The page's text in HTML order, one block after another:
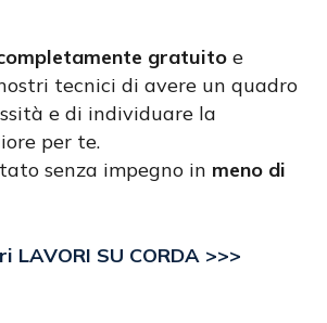
gratuitoe
tecnici di avere un quadro
e di individuare la
per te.
senza impegno in meno di
LAVORI SU CORDA >>>